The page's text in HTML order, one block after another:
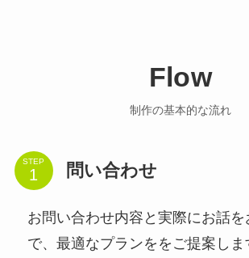
Flow
制作の基本的な流れ
STEP 問い合わせ
お問い合わせ内容と実際にお話を
で、最適なプランををご提案しま